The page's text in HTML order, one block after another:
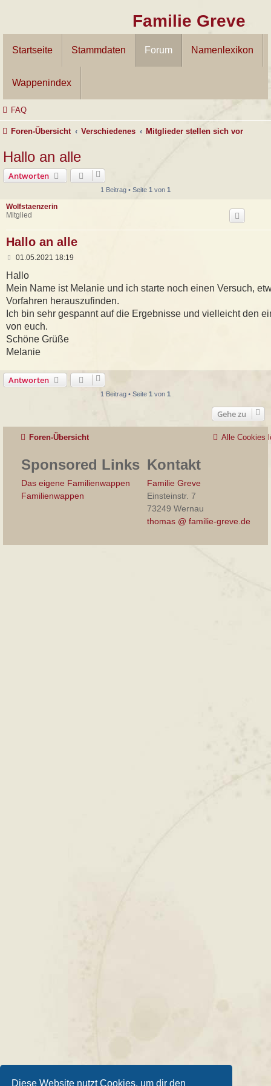
Diese Website nutzt Cookies, um dir den
Familie Greve
Startseite Stammdaten Forum Namenlexikon
Wappenindex
FAQ
Foren-Übersicht Verschiedenes Mitglieder stellen sich vor
Hallo an alle
Antworten
1 Beitrag • Seite 1 von 1
Wolfstaenzerin
Mitglied
Hallo an alle
B
i
t
r
a
g
01.05.2021 18:19
Hallo
Mein Name ist Melanie und ich starte noch einen Versuch,
Vorfahren herauszufinden.
Ich bin sehr gespannt auf die Ergebnisse und vielleicht den
von euch.
Schöne Grüße
Melanie
Antworten
1 Beitrag • Seite 1 von 1
Gehe zu
Foren-Übersicht Alle Cookies
Sponsored Links
Das eigene Familienwappen
Familienwappen
Kontakt
Familie Greve
Einsteinstr. 7
73249 Wernau
thomas @ familie-greve.de